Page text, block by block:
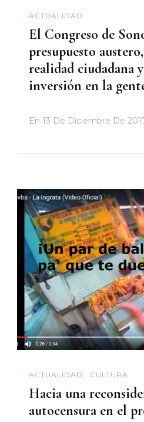
ACTUALIDAD
El Congreso de
presupuesto
realidad ciudadana
inversión en la
En 13 De Diciembre De
ACTUALIDAD CULTURA
Hacia una
autocensura en el